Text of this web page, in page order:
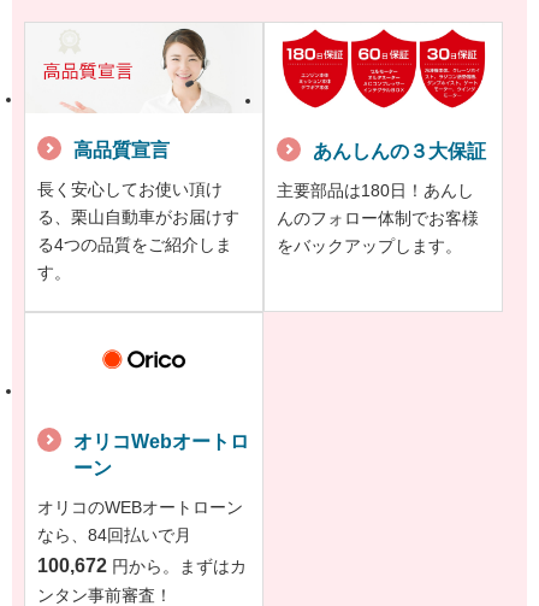
高品質宣言
長く安心してお使い頂け
る、栗山自動車がお届けす
る4つの品質をご紹介しま
す。
あんしんの３大保証
主要部品は180日！あんし
んのフォロー体制でお客様
をバックアップします。
オリコWebオートロ
ーン
オリコのWEBオートローン
なら、84回払いで月
100,672 円から。まずはカ
ンタン事前審査！